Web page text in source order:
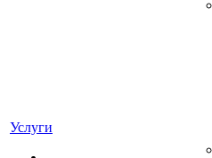
Услуги